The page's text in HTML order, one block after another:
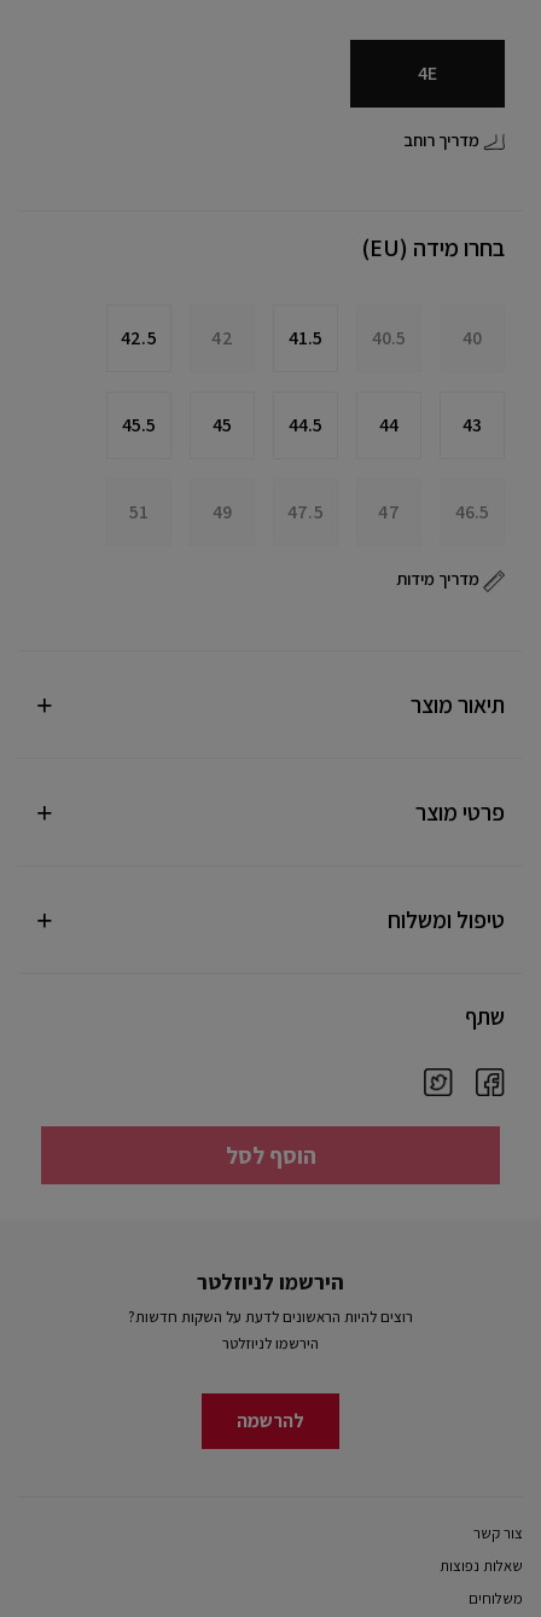
4E
מדריך רוחב
בחרו מידה (EU)
40
40.5
41.5
42
42.5
43
44
44.5
45
45.5
46.5
47
47.5
49
51
מדריך מידות
תיאור מוצר
פרטי מוצר
טיפול ומשלוח
שתף
הוסף לסל
הירשמו לניוזלטר
רוצים להיות הראשונים לדעת על השקות חדשות?
הירשמו לניוזלטר
להרשמה
צור קשר
שאלות נפוצות
משלוחים